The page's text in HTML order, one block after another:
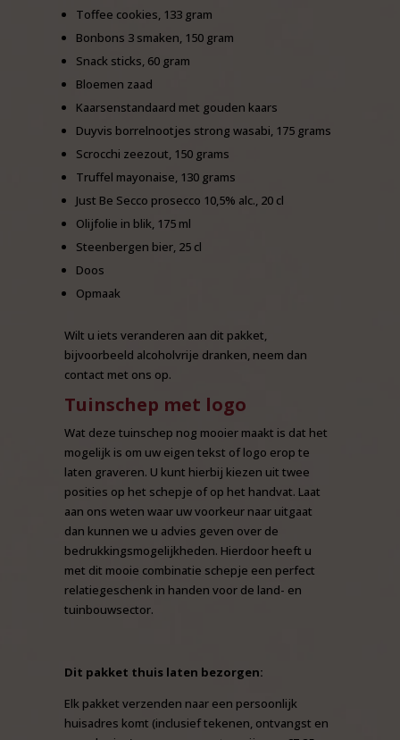
Toffee cookies, 133 gram
Bonbons 3 smaken, 150 gram
Snack sticks, 60 gram
Bloemen zaad
Kaarsenstandaard met gouden kaars
Duyvis borrelnootjes strong wasabi, 175 grams
Scrocchi zeezout, 150 grams
Truffel mayonaise, 130 grams
Just Be Secco prosecco 10,5% alc., 20 cl
Olijfolie in blik, 175 ml
Steenbergen bier, 25 cl
Doos
Opmaak
Wilt u iets veranderen aan dit pakket,
bijvoorbeeld alcoholvrije dranken, neem dan
contact met ons op.
Tuinschep met logo
Wat deze tuinschep nog mooier maakt is dat het
mogelijk is om uw eigen tekst of logo erop te
laten graveren. U kunt hierbij kiezen uit twee
posities op het schepje of op het handvat. Laat
aan ons weten waar uw voorkeur naar uitgaat
dan kunnen we u advies geven over de
bedrukkingsmogelijkheden. Hierdoor heeft u
met dit mooie combinatie schepje een perfect
relatiegeschenk in handen voor de land- en
tuinbouwsector.
Dit pakket thuis laten bezorgen:
Elk pakket verzenden naar een persoonlijk
huisadres komt (inclusief tekenen, ontvangst en